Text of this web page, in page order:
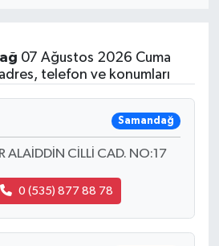
07 Ağustos 2026 Cuma
telefon ve konumları
Samandağ
ALAİDDİN CİLLİ CAD. NO:17
0 (535) 877 88 78